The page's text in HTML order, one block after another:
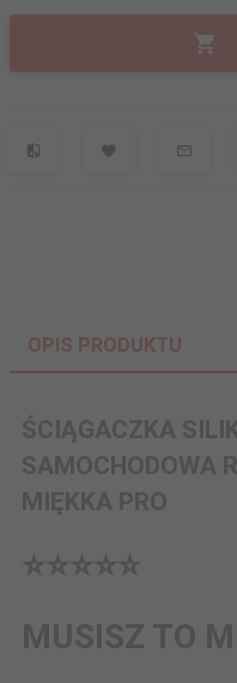
OPIS PRODUKTU
ŚCIĄGACZKA
SAMOCHODOWA
MIĘKKA PRO
⭐️⭐️⭐️⭐️⭐️
MUSISZ TO